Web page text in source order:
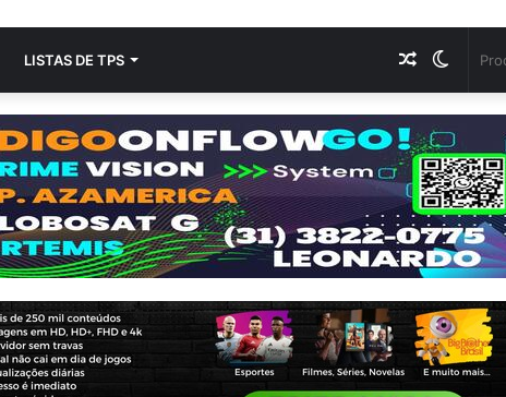
LISTAS DE TPS Switch
Artigo
aleatório